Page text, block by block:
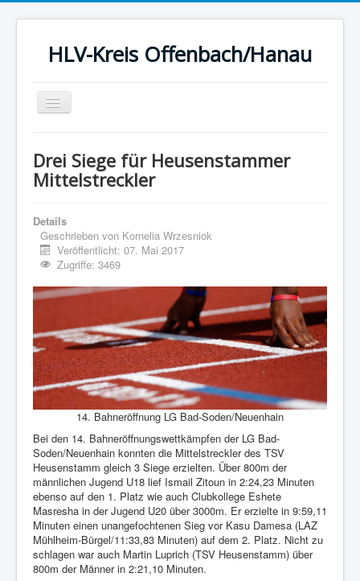
HLV-Kreis Offenbach/Hanau
Toggle
Navigation
News
Termine
Ergebnisse
Sport
Interaktiv
Drei Siege für Heusenstammer
Mittelstreckler
Details
Geschrieben von Kornelia Wrzesniok
Veröffentlicht: 07. Mai 2017
Zugriffe: 3469
14. Bahneröffnung LG Bad-Soden/Neuenhain
Bei den 14. Bahneröffnungswettkämpfen der LG Bad-
Soden/Neuenhain konnten die Mittelstreckler des TSV
Heusenstamm gleich 3 Siege erzielten. Über 800m der
männlichen Jugend U18 lief Ismail Zitoun in 2:24,23 Minuten
ebenso auf den 1. Platz wie auch Clubkollege Eshete
Masresha in der Jugend U20 über 3000m. Er erzielte in 9:59,11
Minuten einen unangefochtenen Sieg vor Kasu Damesa (LAZ
Mühlheim-Bürgel/11:33,83 Minuten) auf dem 2. Platz. Nicht zu
schlagen war auch Martin Luprich (TSV Heusenstamm) über
800m der Männer in 2:21,10 Minuten.